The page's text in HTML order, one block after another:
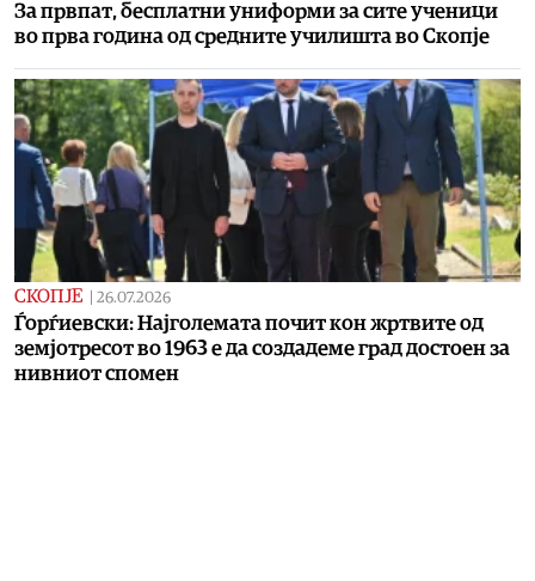
За првпат, бесплатни униформи за сите ученици
во прва година од средните училишта во Скопје
СКОПЈЕ 26.07.2026
Ѓорѓиевски: Најголемата почит кон жртвите од
земјотресот во 1963 е да создадеме град достоен за
нивниот спомен